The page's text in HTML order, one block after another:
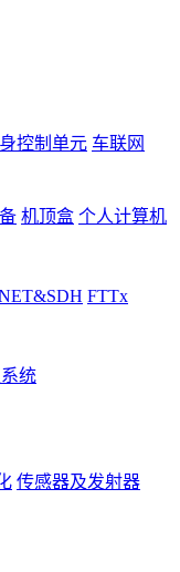
控制单元 车联网
机顶盒 个人计算机
FTTx
统
传感器及发射器